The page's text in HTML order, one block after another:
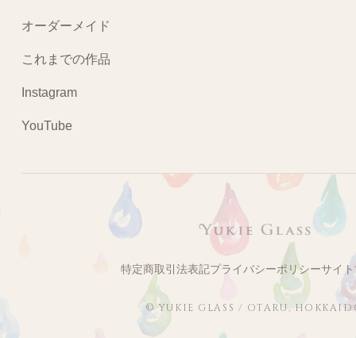
オーダーメイド
これまでの作品
Instagram
YouTube
特定商取引法表記プライバシーポリシーサイ
© YUKIE GLASS / OTARU,